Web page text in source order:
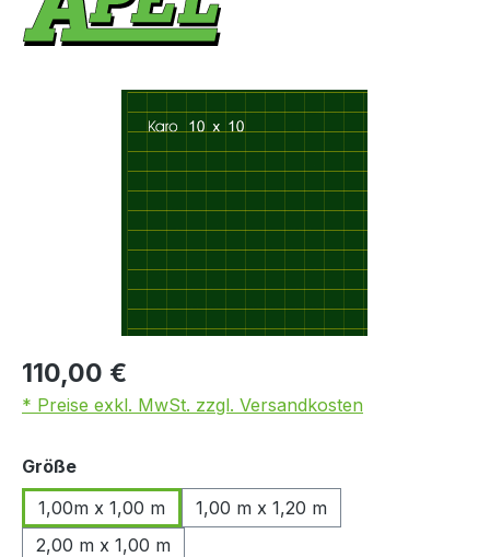
110,00 €
* Preise exkl. MwSt. zzgl. Versandkosten
Größeauswählen
1,00m x 1,00 m
1,00 m x 1,20 m
2,00 m x 1,00 m